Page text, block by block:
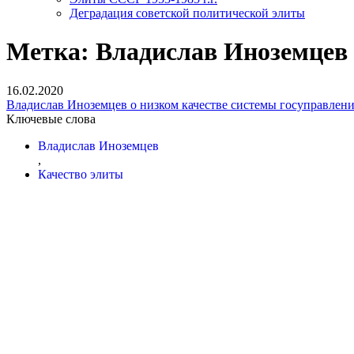
Деградация советской политической элиты
Метка: Владислав Иноземцев
16.02.2020
Владислав Иноземцев о низком качестве системы
Ключевые слова
Владислав Иноземцев
,
Качество элиты